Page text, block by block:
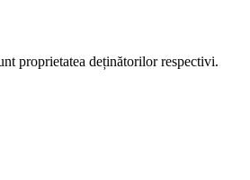
proprietatea deținătorilor respectivi.